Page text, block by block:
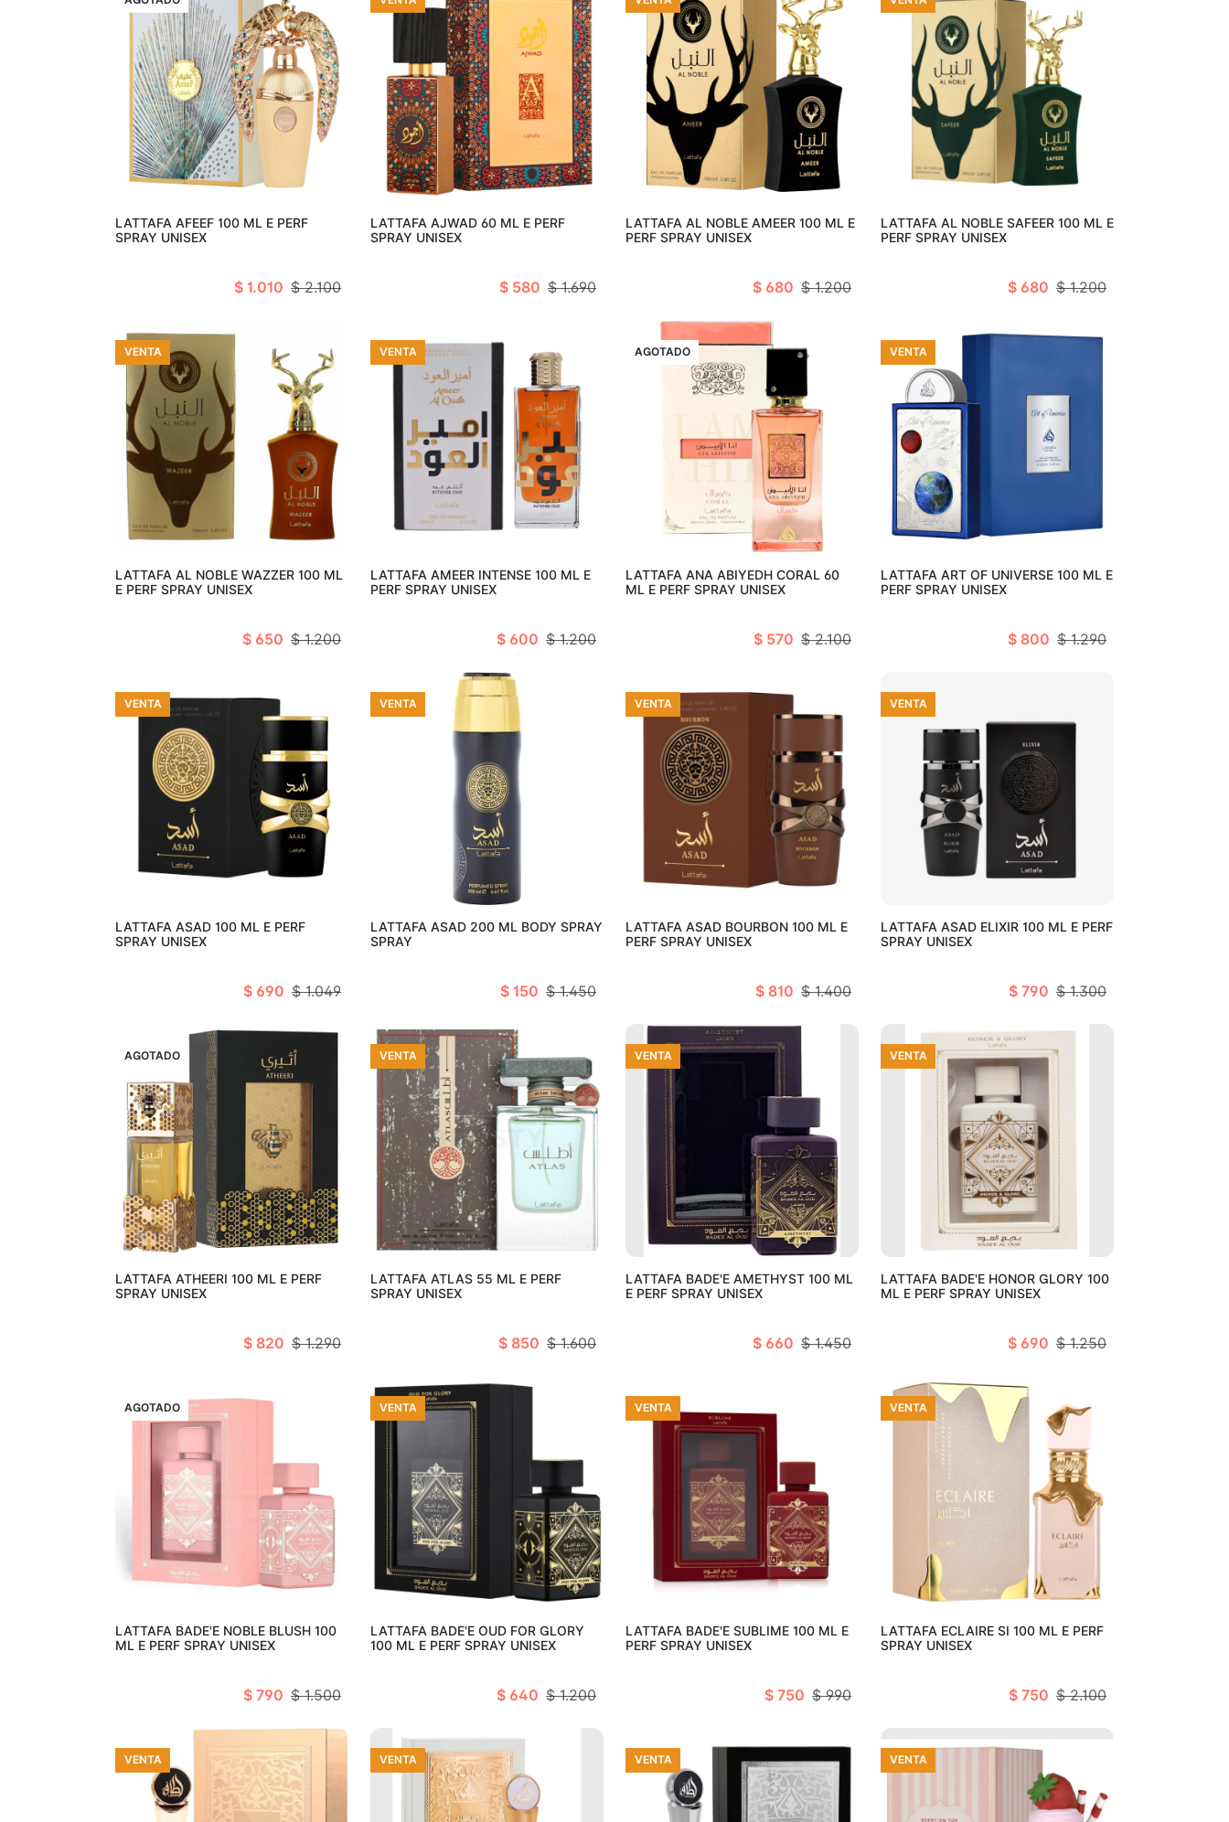
Agotado
LATTAFA AFEEF 100 ML E PERF
SPRAY UNISEX
$ 1.010 $ 2.100
Añadir al carro
LATTAFA AJWAD 60 ML E PERF
SPRAY UNISEX
$ 580 $ 1.690
Añadir al carro
LATTAFA AL NOBLE AMEER 100 ML E
PERF SPRAY UNISEX
$ 680 $ 1.200
Añadir al carro
LATTAFA AL NOBLE SAFEER 100 ML E
PERF SPRAY UNISEX
$ 680 $ 1.200
VENTA
Añadir al carro
LATTAFA AL NOBLE WAZZER 100 ML
E PERF SPRAY UNISEX
$ 650 $ 1.200
VENTA
Añadir al carro
LATTAFA AMEER INTENSE 100 ML E
PERF SPRAY UNISEX
$ 600 $ 1.200
VENTA
AGOTADO
Agotado
LATTAFA ANA ABIYEDH CORAL 60
ML E PERF SPRAY UNISEX
$ 570 $ 2.100
VENTA
Añadir al carro
LATTAFA ART OF UNIVERSE 100 ML E
PERF SPRAY UNISEX
$ 800 $ 1.290
VENTA
Añadir al carro
LATTAFA ASAD 100 ML E PERF
SPRAY UNISEX
$ 690 $ 1.049
VENTA
Añadir al carro
LATTAFA ASAD 200 ML BODY SPRAY
SPRAY
$ 150 $ 1.450
VENTA
Añadir al carro
LATTAFA ASAD BOURBON 100 ML E
PERF SPRAY UNISEX
$ 810 $ 1.400
VENTA
Añadir al carro
LATTAFA ASAD ELIXIR 100 ML E PERF
SPRAY UNISEX
$ 790 $ 1.300
VENTA
AGOTADO
Agotado
LATTAFA ATHEERI 100 ML E PERF
SPRAY UNISEX
$ 820 $ 1.290
VENTA
Añadir al carro
LATTAFA ATLAS 55 ML E PERF
SPRAY UNISEX
$ 850 $ 1.600
VENTA
Añadir al carro
LATTAFA BADE'E AMETHYST 100 ML
E PERF SPRAY UNISEX
$ 660 $ 1.450
VENTA
Añadir al carro
LATTAFA BADE'E HONOR GLORY 100
ML E PERF SPRAY UNISEX
$ 690 $ 1.250
VENTA
AGOTADO
Agotado
LATTAFA BADE'E NOBLE BLUSH 100
ML E PERF SPRAY UNISEX
$ 790 $ 1.500
VENTA
Añadir al carro
LATTAFA BADE'E OUD FOR GLORY
100 ML E PERF SPRAY UNISEX
$ 640 $ 1.200
VENTA
Añadir al carro
LATTAFA BADE'E SUBLIME 100 ML E
PERF SPRAY UNISEX
$ 750 $ 990
VENTA
Añadir al carro
LATTAFA ECLAIRE SI 100 ML E PERF
SPRAY UNISEX
$ 750 $ 2.100
VENTA VENTA VENTA VENTA